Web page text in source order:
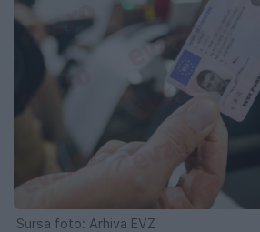
Sursa foto: Arhiva EVZ